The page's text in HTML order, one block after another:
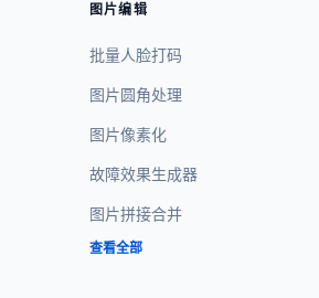
图片编辑
批量人脸打码
图片圆角处理
图片像素化
故障效果生成器
图片拼接合并
查看全部